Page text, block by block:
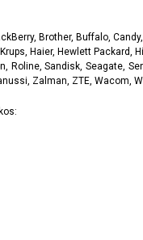
Brother, Buffalo,
Haier, Hewlett Packard,
Sandisk, Seagate,
Zalman, ZTE, Wacom,